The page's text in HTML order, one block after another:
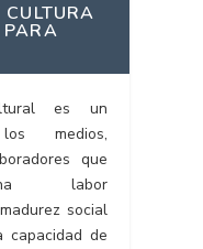
es un
medios,
que
labor
social
capacidad de